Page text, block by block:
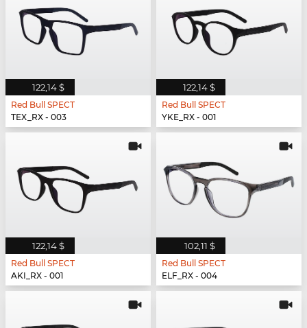
122,14 $
Red Bull SPECT
TEX_RX - 003
122,14 $
Red Bull SPECT
YKE_RX - 001
122,14 $
Red Bull SPECT
AKI_RX - 001
102,11 $
Red Bull SPECT
ELF_RX - 004